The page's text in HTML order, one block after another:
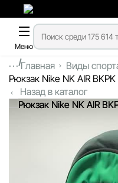
Меню
...Главная Виды
Рюкзак Nike NK AIR BKPK
Назад в каталог